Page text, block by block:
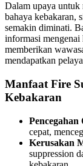
Dalam upaya untuk
bahaya kebakaran,
semakin diminati.
informasi mengenai
memberikan
mendapatkan
Manfaat Fire
Kebakaran
Pencegahan
cepat,
Kerusakan
suppression